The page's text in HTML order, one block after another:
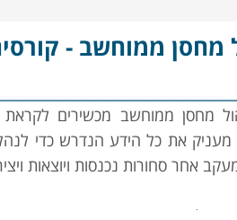
מחסן ממוחשב-
מחסן ממוחשב מכשירים
מעניק את כל הידע הנדרש כדי
אחר סחורות נכנסות ויוצאות
ניהול מחסן הינם מקצועיים